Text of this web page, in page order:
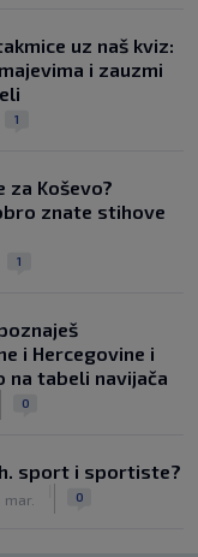
uz naš kviz:
i zauzmi
1
za Koševo?
znate stihove
1
i Hercegovine i
na tabeli navijača
0
sport i sportiste?
mar. 0